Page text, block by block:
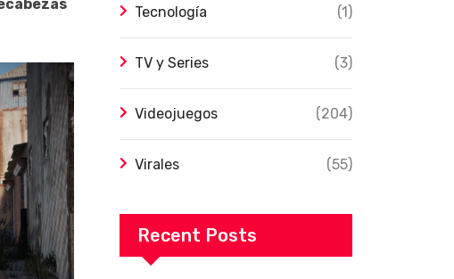
Tecnología (1)
TV y Series (3)
Videojuegos (204)
Virales (55)
Recent Posts